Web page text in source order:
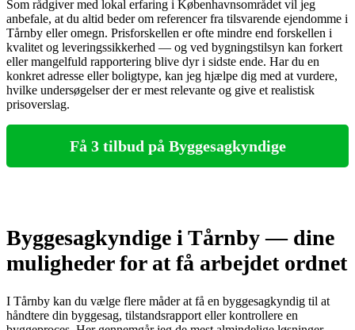
Som rådgiver med lokal erfaring i Københavnsområdet vil jeg
anbefale, at du altid beder om referencer fra tilsvarende ejendomme i
Tårnby eller omegn. Prisforskellen er ofte mindre end forskellen i
kvalitet og leveringssikkerhed — og ved bygningstilsyn kan forkert
eller mangelfuld rapportering blive dyr i sidste ende. Har du en
konkret adresse eller boligtype, kan jeg hjælpe dig med at vurdere,
hvilke undersøgelser der er mest relevante og give et realistisk
prisoverslag.
Få 3 tilbud på Byggesagkyndige
Byggesagkyndige i Tårnby — dine
muligheder for at få arbejdet ordnet
I Tårnby kan du vælge flere måder at få en byggesagkyndig til at
håndtere din byggesag, tilstandsrapport eller kontrollere en